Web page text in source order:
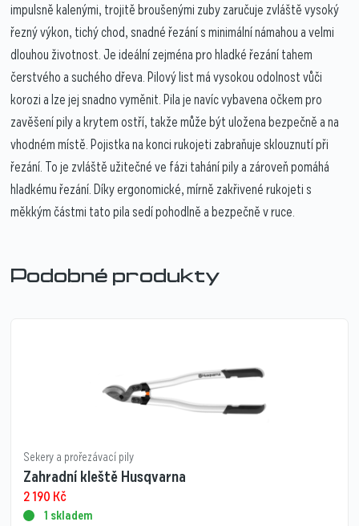
impulsně kalenými, trojitě broušenými zuby zaručuje zvláště vysoký
řezný výkon, tichý chod, snadné řezání s minimální námahou a velmi
dlouhou životnost. Je ideální zejména pro hladké řezání tahem
čerstvého a suchého dřeva. Pilový list má vysokou odolnost vůči
korozi a lze jej snadno vyměnit. Pila je navíc vybavena očkem pro
zavěšení pily a krytem ostří, takže může být uložena bezpečně a na
vhodném místě. Pojistka na konci rukojeti zabraňuje sklouznutí při
řezání. To je zvláště užitečné ve fázi tahání pily a zároveň pomáhá
hladkému řezání. Díky ergonomické, mírně zakřivené rukojeti s
měkkým částmi tato pila sedí pohodlně a bezpečně v ruce.
Podobné produkty
Sekery a prořezávací pily
Zahradní kleště Husqvarna
2 190 Kč
1 skladem